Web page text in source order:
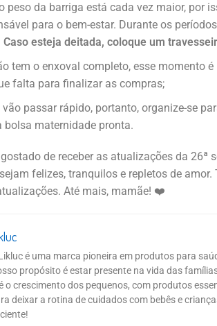
peso da barriga está cada vez maior, por
para o bem-estar. Durante os
Caso esteja deitada, coloque um
tem o enxoval completo, esse momento
falta para finalizar as compras;
passar rápido, portanto, organize-se
bolsa maternidade pronta.
de receber as atualizações da 26ª
felizes, tranquilos e repletos de amor.
Até mais, mamãe! ❤️
é uma marca pioneira em produtos para
propósito é estar presente na vida das
o crescimento dos pequenos, com produtos
deixar a rotina de cuidados com bebês e